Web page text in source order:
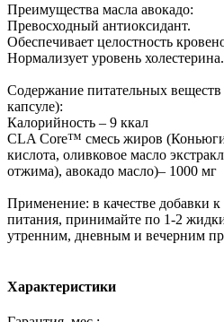
Преимущества масла авокадо:
Превосходный антиоксидант.
Обеспечивает целостность
Нормализует уровень холестерина.
Содержание питательных
капсуле):
Калорийность – 9 ккал
CLA Core™ смесь жиров
кислота, оливковое масло
отжима), авокадо масло)– 1000 мг
Применение: в качестве добавки
питания, принимайте по 1-2
утренним, дневным и вечерним
Характеристики